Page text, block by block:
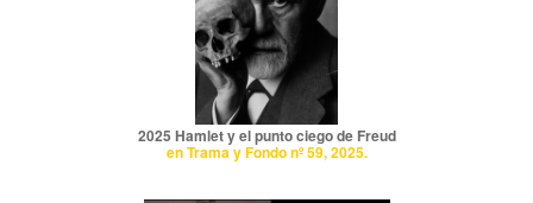
2025 Hamlet y el punto ciego de Freud
en Trama y Fondo nº 59, 2025.